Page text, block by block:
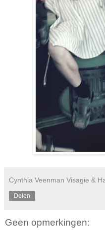
Cynthia Veenman Visagie &
Delen
Geen opmerkingen: